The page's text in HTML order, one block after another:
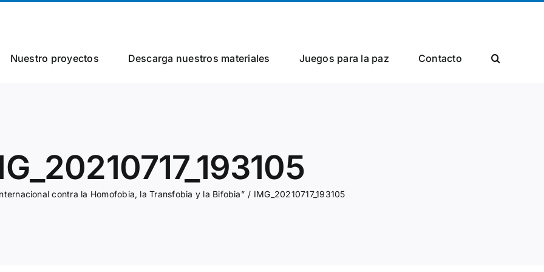
Nuestro proyectos Descarga nuestros materiales Juegos para la paz Сontacto
contra la Homofobia, la Transfobia y la Bifobia” IMG_20210717_193105